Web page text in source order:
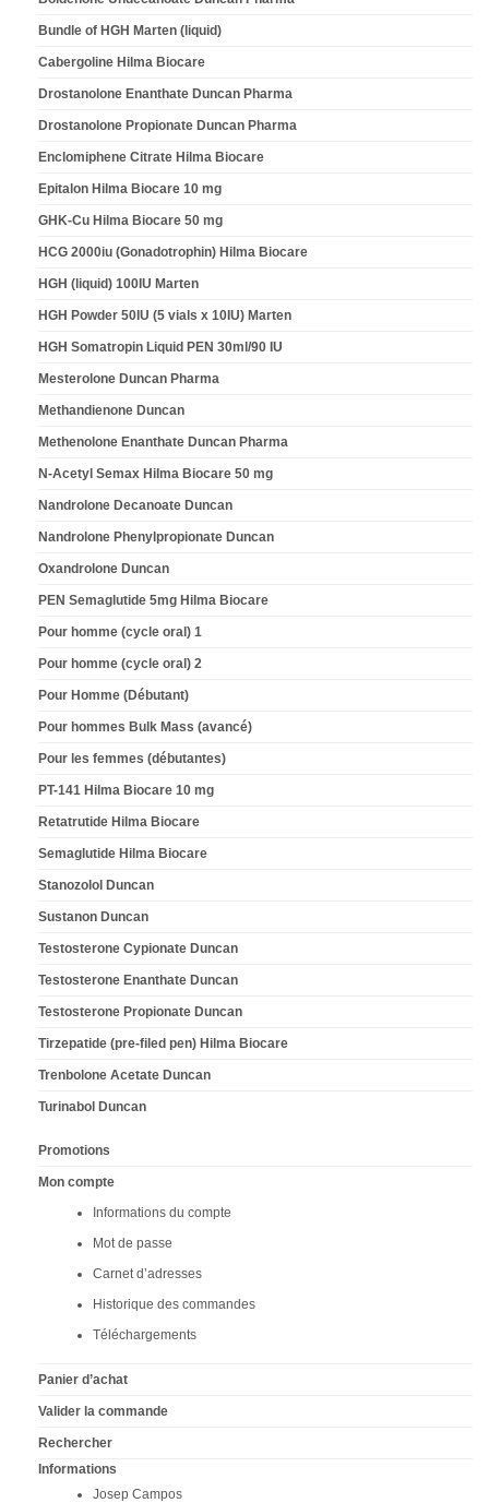
Bundle of HGH Marten (liquid)
Cabergoline Hilma Biocare
Drostanolone Enanthate Duncan Pharma
Drostanolone Propionate Duncan Pharma
Enclomiphene Citrate Hilma Biocare
Epitalon Hilma Biocare 10 mg
GHK-Cu Hilma Biocare 50 mg
HCG 2000iu (Gonadotrophin) Hilma Biocare
HGH (liquid) 100IU Marten
HGH Powder 50IU (5 vials x 10IU) Marten
HGH Somatropin Liquid PEN 30ml/90 IU
Mesterolone Duncan Pharma
Methandienone Duncan
Methenolone Enanthate Duncan Pharma
N-Acetyl Semax Hilma Biocare 50 mg
Nandrolone Decanoate Duncan
Nandrolone Phenylpropionate Duncan
Oxandrolone Duncan
PEN Semaglutide 5mg Hilma Biocare
Pour homme (cycle oral) 1
Pour homme (cycle oral) 2
Pour Homme (Débutant)
Pour hommes Bulk Mass (avancé)
Pour les femmes (débutantes)
PT-141 Hilma Biocare 10 mg
Retatrutide Hilma Biocare
Semaglutide Hilma Biocare
Stanozolol Duncan
Sustanon Duncan
Testosterone Cypionate Duncan
Testosterone Enanthate Duncan
Testosterone Propionate Duncan
Tirzepatide (pre-filed pen) Hilma Biocare
Trenbolone Acetate Duncan
Turinabol Duncan
Promotions
Mon compte
Informations du compte
Mot de passe
Carnet d’adresses
Historique des commandes
Téléchargements
Panier d’achat
Valider la commande
Rechercher
Informations
Josep Campos